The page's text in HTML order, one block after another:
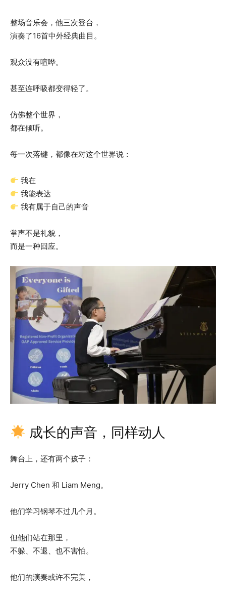
整场音乐会，他三次登台，
演奏了16首中外经典曲目。
观众没有喧哗。
甚至连呼吸都变得轻了。
仿佛整个世界，
都在倾听。
每一次落键，都像在对这个世界说：
我在
我能表达
我有属于自己的声音
掌声不是礼貌，
而是一种回应。
成长的声音，同样动人
舞台上，还有两个孩子：
Jerry Chen 和 Liam Meng。
他们学习钢琴不过几个月。
但他们站在那里，
不躲、不退、也不害怕。
他们的演奏或许不完美，